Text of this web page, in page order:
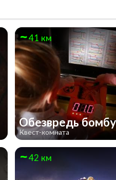
41 км
Обезвредь
Квест-комната
42 км